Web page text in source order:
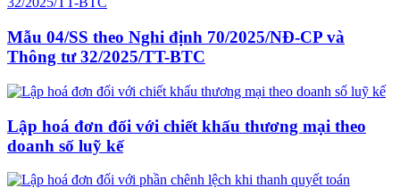
Mẫu 04/SS theo Nghi định 70/2025/NĐ-CP và
Thông tư 32/2025/TT-BTC
Lập hoá đơn đối với chiết khấu thương mại theo
doanh số luỹ kế